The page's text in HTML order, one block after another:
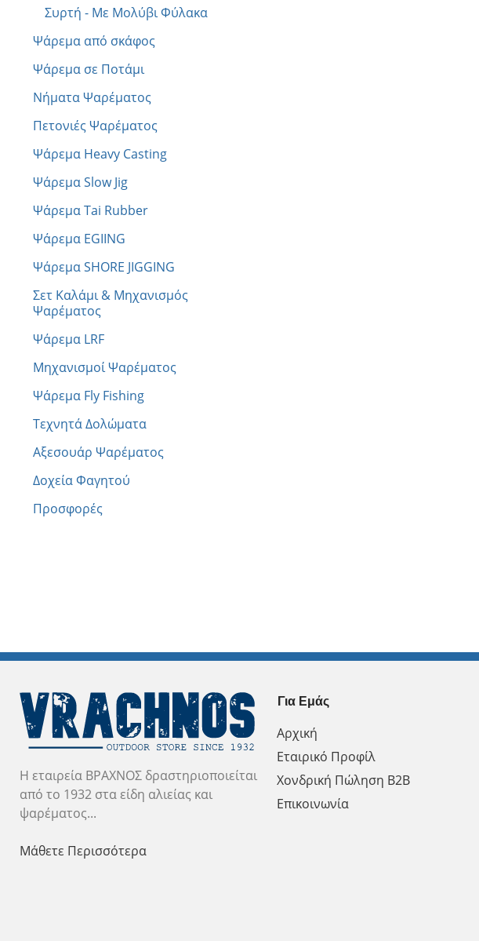
Συρτή - Με Μολύβι Φύλακα
Ψάρεμα από σκάφος
Ψάρεμα σε Ποτάμι
Νήματα Ψαρέματος
Πετονιές Ψαρέματος
Ψάρεμα Heavy Casting
Ψάρεμα Slow Jig
Ψάρεμα Tai Rubber
Ψάρεμα EGIING
Ψάρεμα SHORE JIGGING
Σετ Καλάμι & Μηχανισμός
Ψαρέματος
Ψάρεμα LRF
Μηχανισμοί Ψαρέματος
Ψάρεμα Fly Fishing
Τεχνητά Δολώματα
Αξεσουάρ Ψαρέματος
Δοχεία Φαγητού
Προσφορές
Η εταιρεία ΒΡΑΧΝΟΣ δραστηριοποιείται
από το 1932 στα είδη αλιείας και
ψαρέματος...
Μάθετε Περισσότερα
Για Εμάς
Αρχική
Εταιρικό Προφίλ
Χονδρική Πώληση Β2Β
Επικοινωνία